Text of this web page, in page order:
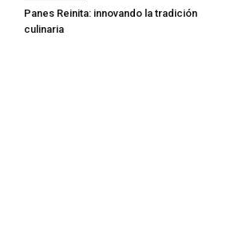
Panes Reinita: innovando la tradición
culinaria